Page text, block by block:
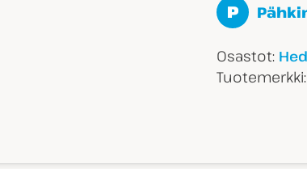
P
Osastot:
Tuotemerkki: